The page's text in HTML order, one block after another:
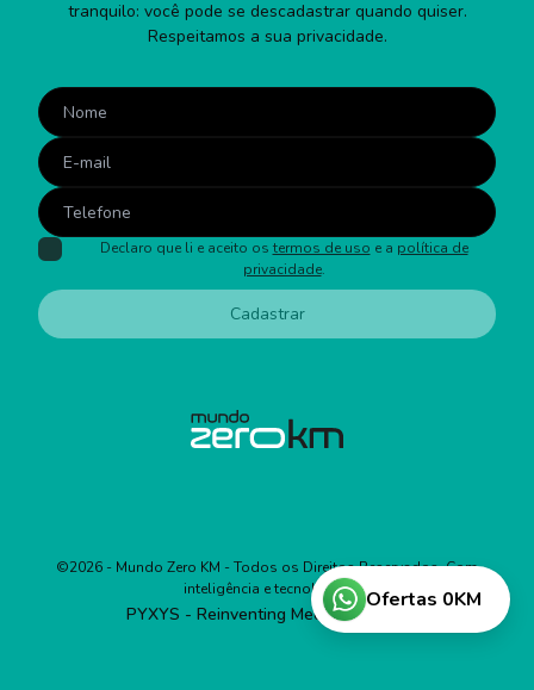
Ofertas 0KM
tranquilo: você pode se descadastrar quando quiser.
Respeitamos a sua privacidade.
Declaro que li e aceito os termos de uso e a política de
privacidade.
Cadastrar
©2026 - Mundo Zero KM - Todos os Direitos Reservados. Com
inteligência e tecnologia:
PYXYS - Reinventing Media Business